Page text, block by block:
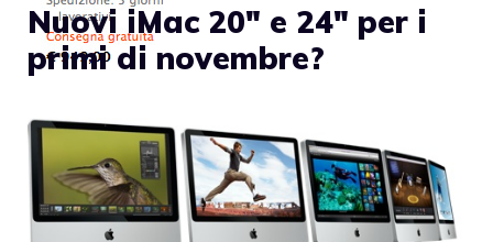
Con una mossa tanto inattesa quanto
gradita Apple ha aggiornato quest’oggi i
MacBook in policarbonato
Nuovi iMac 20″ e 24″ per i
primi di novembre?